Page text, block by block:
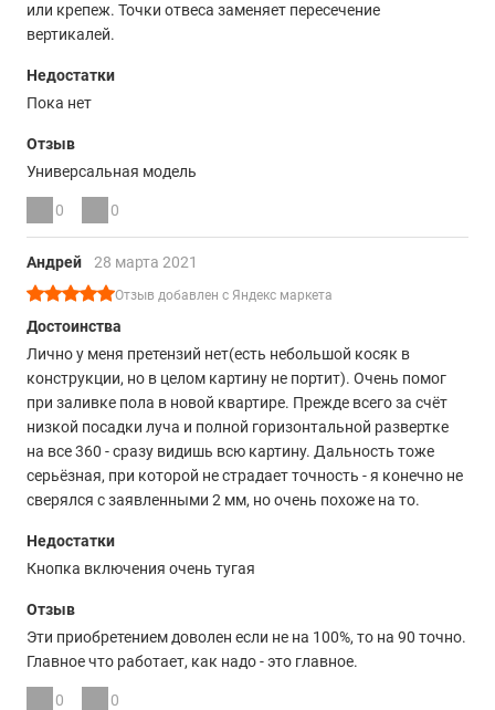
или крепеж. Точки отвеса заменяет пересечение
вертикалей.
Недостатки
Пока нет
Отзыв
Универсальная модель
0 0
Андрей 28 марта 2021
Отзыв добавлен с Яндекс маркета
Достоинства
Лично у меня претензий нет(есть небольшой косяк в
конструкции, но в целом картину не портит). Очень помог
при заливке пола в новой квартире. Прежде всего за счёт
низкой посадки луча и полной горизонтальной развертке
на все 360 - сразу видишь всю картину. Дальность тоже
серьёзная, при которой не страдает точность - я конечно не
сверялся с заявленными 2 мм, но очень похоже на то.
Недостатки
Кнопка включения очень тугая
Отзыв
Эти приобретением доволен если не на 100%, то на 90 точно.
Главное что работает, как надо - это главное.
0 0